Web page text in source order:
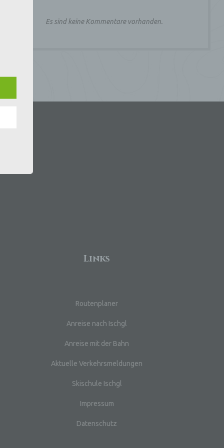
Es sind keine Kommentare vorhanden.
Links
Routenplaner
Anreise nach Ischgl
Anreise mit der Bahn
Aktuelle Verkehrsmeldungen
Skischule Ischgl
Impressum
Datenschutz